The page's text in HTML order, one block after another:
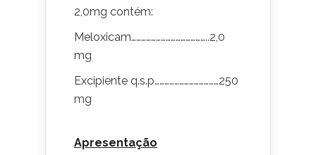
2,0mg contém:
Meloxicam………………………………………..2,0
mg
Excipiente q.s.p…………………………………250
mg
Apresentação